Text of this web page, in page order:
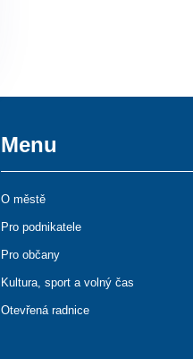
Menu
O městě
Pro podnikatele
Pro občany
Kultura, sport a volný čas
Otevřená radnice